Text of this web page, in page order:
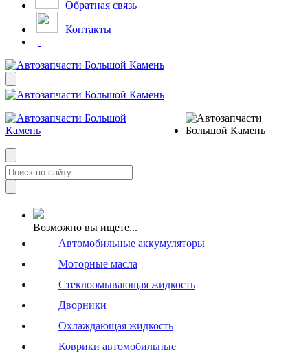
Обратная связь
Контакты
Возможно вы ищете...
Автомобильные аккумуляторы
Моторные масла
Стеклоомывающая жидкость
Дворники
Охлаждающая жидкость
Коврики автомобильные